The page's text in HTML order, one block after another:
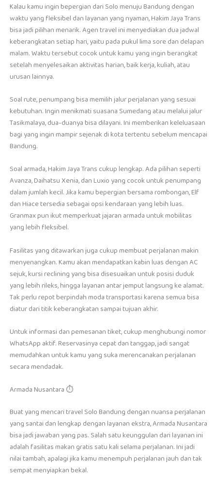
Kalau kamu ingin bepergian dari Solo menuju Bandung dengan
waktu yang fleksibel dan layanan yang nyaman, Hakim Jaya Trans
bisa jadi pilihan menarik. Agen travel ini menyediakan dua jadwal
keberangkatan setiap hari, yaitu pada pukul lima sore dan delapan
malam. Waktu tersebut cocok untuk kamu yang ingin berangkat
setelah menyelesaikan aktivitas harian, baik kerja, kuliah, atau
urusan lainnya.
Soal rute, penumpang bisa memilih jalur perjalanan yang sesuai
kebutuhan. Ingin menikmati suasana Sumedang atau melalui jalur
Tasikmalaya, dua-duanya bisa dilayani. Ini memberikan keleluasaan
bagi yang ingin mampir sejenak di kota tertentu sebelum mencapai
Bandung.
Soal armada, Hakim Jaya Trans cukup lengkap. Ada pilihan seperti
Avanza, Daihatsu Xenia, dan Luxio yang cocok untuk penumpang
dalam jumlah kecil. Jika kamu bepergian bersama rombongan, Elf
dan Hiace tersedia sebagai opsi kendaraan yang lebih luas.
Granmax pun ikut memperkuat jajaran armada untuk mobilitas
yang lebih fleksibel.
Fasilitas yang ditawarkan juga cukup membuat perjalanan makin
menyenangkan. Kamu akan mendapatkan kabin luas dengan AC
sejuk, kursi reclining yang bisa disesuaikan untuk posisi duduk
yang lebih rileks, hingga layanan antar jemput langsung ke alamat.
Tak perlu repot berpindah moda transportasi karena semua bisa
diatur dari titik keberangkatan sampai tujuan akhir.
Untuk informasi dan pemesanan tiket, cukup menghubungi nomor
WhatsApp aktif. Reservasinya cepat dan tanggap, jadi sangat
memudahkan untuk kamu yang suka merencanakan perjalanan
secara mendadak.
Armada Nusantara ⏱️
Buat yang mencari travel Solo Bandung dengan nuansa perjalanan
yang santai dan lengkap dengan layanan ekstra, Armada Nusantara
bisa jadi jawaban yang pas. Salah satu keunggulan dari layanan ini
adalah fasilitas makan gratis satu kali selama perjalanan. Ini jadi
nilai tambah, apalagi jika kamu menempuh perjalanan jauh dan tak
sempat menyiapkan bekal.